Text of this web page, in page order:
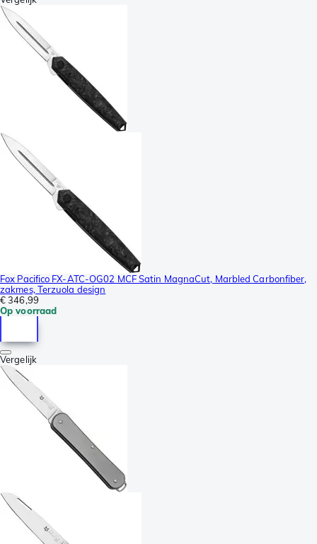
Fox Pacifico FX-ATC-OG02 MCF Satin MagnaCut, Marbled Carbonfiber,
zakmes, Terzuola design
€ 346,99
Op voorraad
Vergelijk